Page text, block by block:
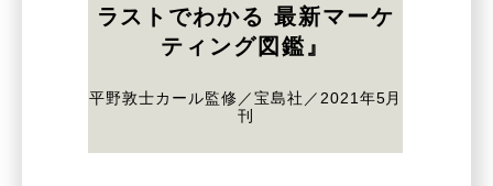
ラストでわかる 最新マーケ
ティング図鑑』
平野敦士カール監修／宝島社／2021年5月
刊